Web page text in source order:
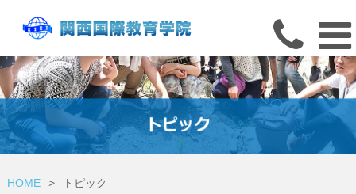
HOME > トピック